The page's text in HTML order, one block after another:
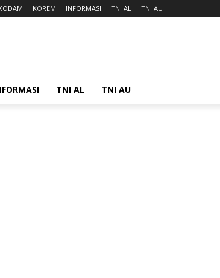
KOREM INFORMASI TNI AL TNI AU
TNI AL TNI AU